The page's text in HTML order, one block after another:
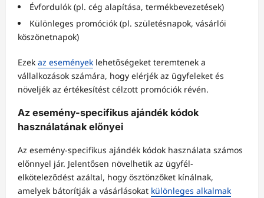
Évfordulók (pl. cég alapítása, termékbevezetések)
Különleges promóciók (pl. születésnapok, vásárlói
köszönetnapok)
Ezek az események lehetőségeket teremtenek a
vállalkozások számára, hogy elérjék az ügyfeleket és
növeljék az értékesítést célzott promóciók révén.
Az esemény-specifikus ajándék kódok
használatának előnyei
Az esemény-specifikus ajándék kódok használata számos
előnnyel jár. Jelentősen növelhetik az ügyfél-
elköteleződést azáltal, hogy ösztönzőket kínálnak,
amelyek bátorítják a vásárlásokat különleges alkalmak